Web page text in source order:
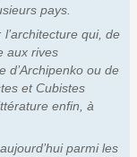
pays.
qui, de
aux rives
d’Archipenko ou de
et Cubistes
enfin, à
parmi les